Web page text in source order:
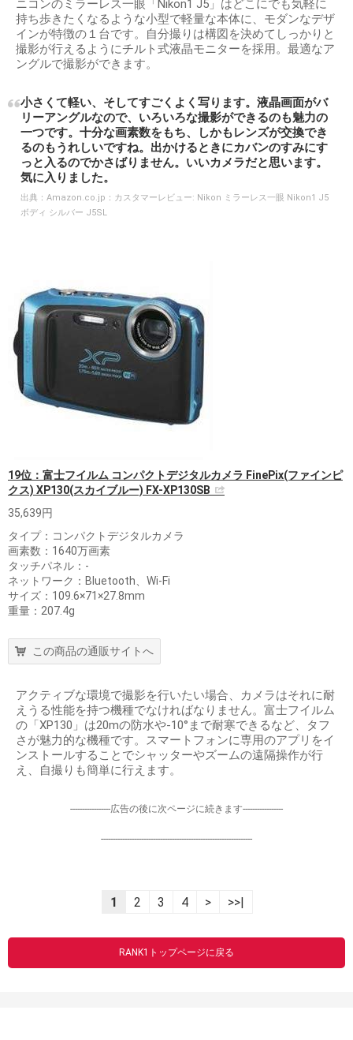
ニコンのミラーレス一眼「Nikon1 J5」はどこにでも気軽に
持ち歩きたくなるような小型で軽量な本体に、モダンなデザ
インが特徴の１台です。自分撮りは構図を決めてしっかりと
撮影が行えるようにチルト式液晶モニターを採用。最適なア
ングルで撮影ができます。
小さくて軽い、そしてすごくよく写ります。液晶画面がバ
リーアングルなので、いろいろな撮影ができるのも魅力の
一つです。十分な画素数をもち、しかもレンズが交換でき
るのもうれしいですね。出かけるときにカバンのすみにす
っと入るのでかさばりません。いいカメラだと思います。
気に入りました。
出典： Amazon.co.jp：カスタマーレビュー: Nikon ミラーレス一眼 Nikon1 J5
ボディ シルバー J5SL
19位：富士フイルム コンパクトデジタルカメラ FinePix(ファインピ
クス) XP130(スカイブルー) FX-XP130SB
35,639円
タイプ：コンパクトデジタルカメラ
画素数：1640万画素
タッチパネル：-
ネットワーク：Bluetooth、Wi-Fi
サイズ：109.6×71×27.8mm
重量：207.4g
この商品の通販サイトへ
アクティブな環境で撮影を行いたい場合、カメラはそれに耐
えうる性能を持つ機種でなければなりません。富士フイルム
の「XP130」は20mの防水や-10°まで耐寒できるなど、タフ
さが魅力的な機種です。スマートフォンに専用のアプリをイ
ンストールすることでシャッターやズームの遠隔操作が行
え、自撮りも簡単に行えます。
-----------------広告の後に次ページに続きます-----------------
----------------------------------------------------------------
1 2 3 4 > >>|
RANK1トップページに戻る